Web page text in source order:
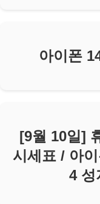
아이폰
[9월 10일]
시세표 / 아
4 성